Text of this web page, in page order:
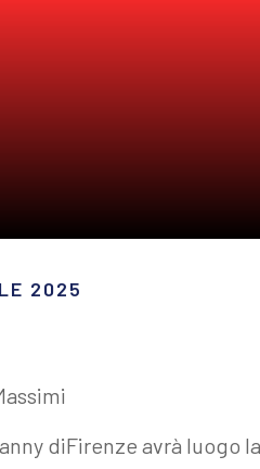
2025
diFirenze avrà luogo